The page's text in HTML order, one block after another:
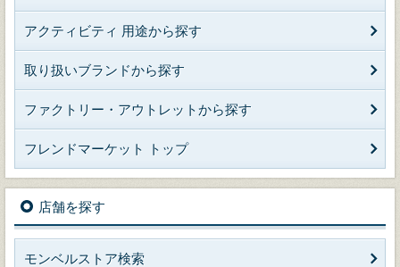
アクティビティ 用途から探す
取り扱いブランドから探す
ファクトリー・アウトレットから探す
フレンドマーケット トップ
店舗を探す
モンベルストア検索